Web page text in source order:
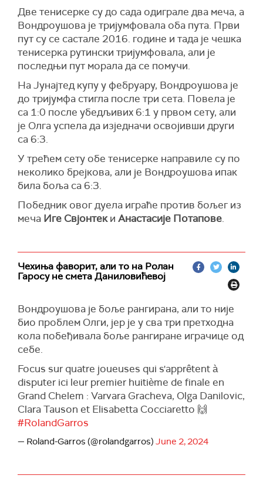
Две тенисерке су до сада одиграле два меча, а
Вондроушова је тријумфовала оба пута. Први
пут су се састале 2016. године и тада је чешка
тенисерка рутински тријумфовала, али је
последњи пут морала да се помучи.
На Јунајтед купу у фебруару, Вондроушова је
до тријумфа стигла после три сета. Повела је
са 1:0 после убедљивих 6:1 у првом сету, али
је Олга успела да изједначи освојивши други
са 6:3.
У трећем сету обе тенисерке направиле су по
неколико брејкова, али је Вондроушова ипак
била боља са 6:3.
Победник овог дуела играће против бољег из
меча Иге Свјонтеки Анастасије Потапове.
Чехиња фаворит, али то на Ролан
Гаросу не смета Даниловићевој
Вондроушова је боље рангирана, али то није
био проблем Олги, јер је у сва три претходна
кола побеђивала боље рангиране играчице од
себе.
Focus sur quatre joueuses qui s'apprêtent à
disputer ici leur premier huitième de finale en
Grand Chelem : Varvara Gracheva, Olga Danilovic,
Clara Tauson et Elisabetta Cocciaretto 🙌
#RolandGarros
— Roland-Garros (@rolandgarros) June 2, 2024